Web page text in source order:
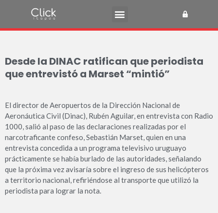
Desde la DINAC ratifican que periodista
que entrevistó a Marset “mintió”
El director de Aeropuertos de la Dirección Nacional de
Aeronáutica Civil (Dinac), Rubén Aguilar, en entrevista con Radio
1000, salió al paso de las declaraciones realizadas por el
narcotraficante confeso, Sebastián Marset, quien en una
entrevista concedida a un programa televisivo uruguayo
prácticamente se había burlado de las autoridades, señalando
que la próxima vez avisaría sobre el ingreso de sus helicópteros
a territorio nacional, refiriéndose al transporte que utilizó la
periodista para lograr la nota.